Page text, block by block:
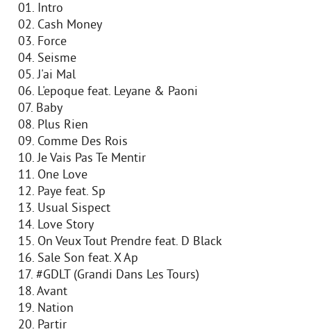
01. Intro
02. Cash Money
03. Force
04. Seisme
05. J'ai Mal
06. L'epoque feat. Leyane & Paoni
07. Baby
08. Plus Rien
09. Comme Des Rois
10. Je Vais Pas Te Mentir
11. One Love
12. Paye feat. Sp
13. Usual Sispect
14. Love Story
15. On Veux Tout Prendre feat. D Black
16. Sale Son feat. X Ap
17. #GDLT (Grandi Dans Les Tours)
18. Avant
19. Nation
20. Partir